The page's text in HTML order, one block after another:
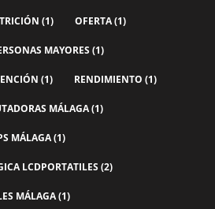
(1) OFERTA(1)
MAYORES (1)
(1) RENDIMIENTO (1)
MÁLAGA(1)
MÁLAGA(1)
LCDPORTATILES (2)
MÁLAGA(1)